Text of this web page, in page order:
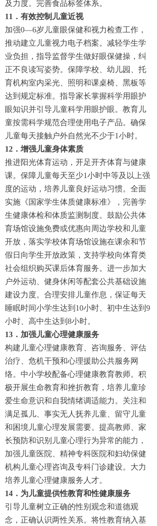
及力度。完善食品标签体系。
11．有效控制儿童近视
加强0—6岁儿童眼保健和视力检查工作，
推动建立儿童视力电子档案。减轻学生学
业负担，指导监督学生做好眼保健操，纠
正不良读写姿势。保障学校、幼儿园、托
育机构室内采光、照明和课桌椅、黑板等
达到规定标准。指导家长掌握科学用眼护
眼知识并引导儿童科学用眼护眼。教育儿
童按需科学规范合理使用电子产品。确保
儿童每天接触户外自然光不少于1小时。
12．增强儿童身体素质
推进阳光体育运动，开足开齐体育与健康
课。保障儿童每天至少1小时中等及以上强
度的运动，培养儿童良好运动习惯。全面
实施《国家学生体质健康标准》，完善学
生健康体检和体质监测制度。鼓励公共体
育场馆设施免费或优惠向周边学校和儿童
开放，落实学校体育场馆设施在课余和节
假日向学生开放政策，支持学校向体育类
社会组织购买课后体育服务。进一步加大
户外运动、健身休闲等配套公共基础设施
建设力度。合理安排儿童作息，保证每天
睡眠时间小学生达到10小时、初中生达到9
小时、高中生达到8小时。
13．加强儿童心理健康服务
构建儿童心理健康教育、咨询服务、评估
治疗、危机干预和心理援助公共服务网
络。中小学校配备心理健康教育教师。积
极开展生命教育和挫折教育，培养儿童珍
爱生命意识和自我情绪调适能力。关注和
满足孤儿、事实无人抚养儿童、留守儿童
和困境儿童心理发展需要。提高教师、家
长预防和识别儿童心理行为异常的能力，
加强儿童医院、精神专科医院和妇幼保健
机构儿童心理咨询及专科门诊建设。大力
培养儿童心理健康服务人才。
14．为儿童提供性教育和性健康服务
引导儿童树立正确的性别观念和道德观
念，正确认识两性关系。将性教育纳入基